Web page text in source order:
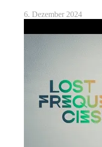
6. Dezember 2024